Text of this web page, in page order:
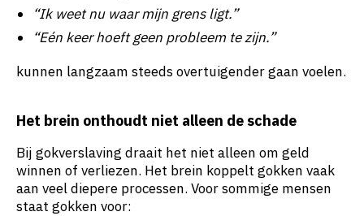
“Ik weet nu waar mijn grens ligt.”
“Eén keer hoeft geen probleem te zijn.”
kunnen langzaam steeds overtuigender gaan voelen.
Het brein onthoudt niet alleen de schade
Bij gokverslaving draait het niet alleen om geld
winnen of verliezen. Het brein koppelt gokken vaak
aan veel diepere processen. Voor sommige mensen
staat gokken voor: